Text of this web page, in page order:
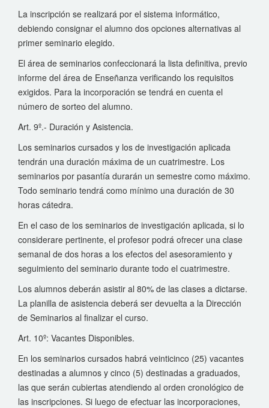
La inscripción se realizará por el sistema informático,
debiendo consignar el alumno dos opciones alternativas al
primer seminario elegido.
El área de seminarios confeccionará la lista definitiva, previo
informe del área de Enseñanza verificando los requisitos
exigidos. Para la incorporación se tendrá en cuenta el
número de sorteo del alumno.
Art. 9º.- Duración y Asistencia.
Los seminarios cursados y los de investigación aplicada
tendrán una duración máxima de un cuatrimestre. Los
seminarios por pasantía durarán un semestre como máximo.
Todo seminario tendrá como mínimo una duración de 30
horas cátedra.
En el caso de los seminarios de investigación aplicada, si lo
considerare pertinente, el profesor podrá ofrecer una clase
semanal de dos horas a los efectos del asesoramiento y
seguimiento del seminario durante todo el cuatrimestre.
Los alumnos deberán asistir al 80% de las clases a dictarse.
La planilla de asistencia deberá ser devuelta a la Dirección
de Seminarios al finalizar el curso.
Art. 10º: Vacantes Disponibles.
En los seminarios cursados habrá veinticinco (25) vacantes
destinadas a alumnos y cinco (5) destinadas a graduados,
las que serán cubiertas atendiendo al orden cronológico de
las inscripciones. Si luego de efectuar las incorporaciones,